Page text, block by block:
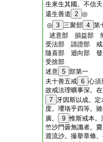
生來生其國。不信
還生善道 2 ◎
◎ 3 三聚部 4 第
述意部 損益部
受法部 請證部
隨喜部 迴向部
受捨部
述意 5 部第一
夫十善五戒 6 心須
故戒法理曠事深。
7 牙因斯以成。定
度。瓔珞乎四等。
廣。
9 惟斯戒本。
竺沙門曇無讖者。
渡流沙。撮擧章條